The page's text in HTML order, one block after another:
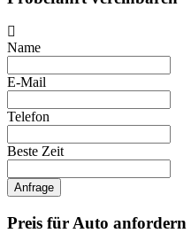
Name
E-Mail
Telefon
Beste Zeit
Anfrage
Preis für Auto anfordern